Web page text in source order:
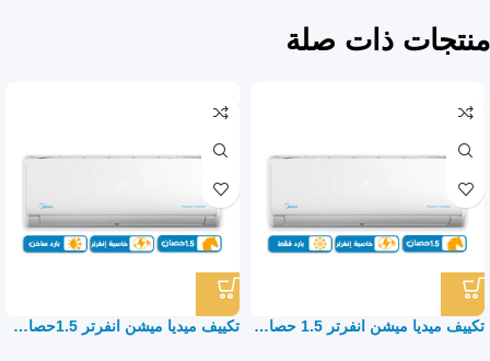
منتجات ذات صلة
تكييف ميديا ميشن انفرتر 1.5 حصان بارد فقط – سبليت تكييف ميديا ميشن انفرتر 1.5حصان بارد ساخن – سبليت